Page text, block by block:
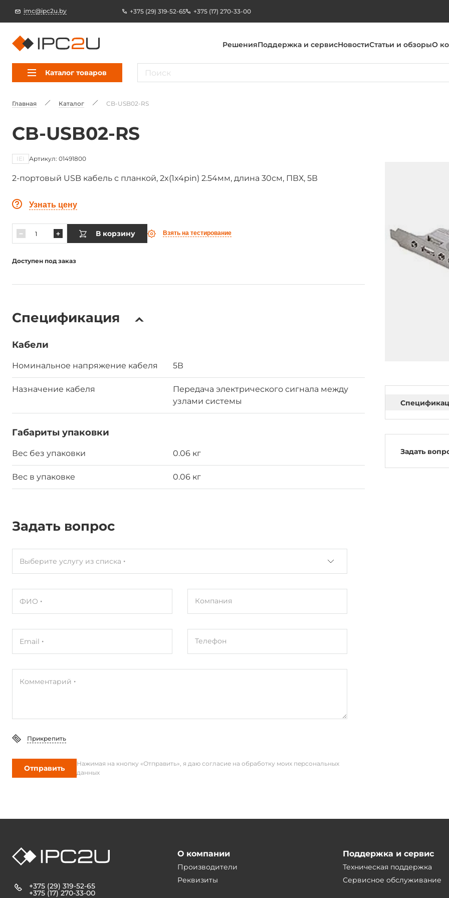
imc@ipc2u.by +375 (29) 319-52-65 +375 (17) 270-33-00
РешенияПоддержка и сервисНовостиСтатьи и обзорыО
Каталог товаров
Главная Каталог CB-USB02-RS
CB-USB02-RS
IEI Артикул: 01491800
2-портовый USB кабель с планкой, 2x(1x4pin) 2.54мм, длина 30см, ПВХ, 5В
Узнать цену
В корзину Взять на тестирование
Доступен под заказ
Спецификация
Кабели
Номинальное напряжение кабеля 5В
Назначение кабеля
Передача электрического сигнала между
узлами системы
Габариты упаковки
Вес без упаковки 0.06 кг
Вес в упаковке 0.06 кг
Задать вопрос
Выберите услугу из списка
ФИО Компания
Email Телефон
Комментарий
Прикрепить
Отправить
Нажимая на кнопку «Отправить», я даю согласие на обработку моих персональных
данных
Задать
+375 (29) 319-52-65
+375 (17) 270-33-00
О компании
Производители
Реквизиты
Поддержка и сервис
Техническая поддержка
Сервисное обслуживание